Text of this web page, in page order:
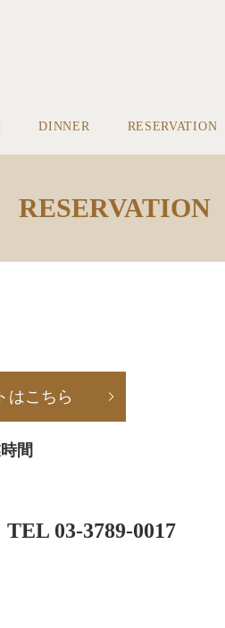
DINNER RESERVATION
RESERVATION
はこちら
間
TEL 03-3789-0017